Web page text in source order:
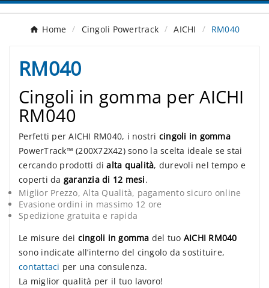
Home Cingoli Powertrack AICHI RM040
RM040
Cingoli in gomma per AICHI
RM040
Perfetti per AICHI RM040, i nostri cingoli in gomma
PowerTrack™ (200X72X42) sono la scelta ideale se stai
cercando prodotti dialta qualità, durevoli nel tempo e
coperti da garanzia di 12 mesi.
Miglior Prezzo, Alta Qualità, pagamento sicuro online
Evasione ordini in massimo 12 ore
Spedizione gratuita e rapida
Le misure dei cingoli in gomma del tuo AICHI RM040
sono indicate all’interno del cingolo da sostituire,
contattaci per una consulenza.
La miglior qualità per il tuo lavoro!